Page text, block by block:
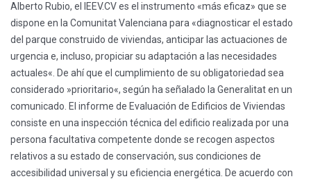
Alberto Rubio, el IEEV.CV es el instrumento «más eficaz» que se
dispone en la Comunitat Valenciana para «diagnosticar el estado
del parque construido de viviendas, anticipar las actuaciones de
urgencia e, incluso, propiciar su adaptación a las necesidades
actuales«. De ahí que el cumplimiento de su obligatoriedad sea
considerado »prioritario«, según ha señalado la Generalitat en un
comunicado. El informe de Evaluación de Edificios de Viviendas
consiste en una inspección técnica del edificio realizada por una
persona facultativa competente donde se recogen aspectos
relativos a su estado de conservación, sus condiciones de
accesibilidad universal y su eficiencia energética. De acuerdo con